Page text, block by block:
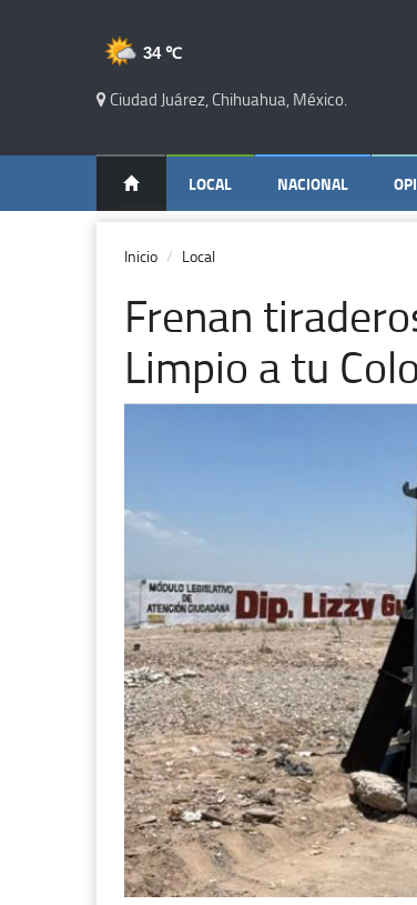
34 ℃
Ciudad Juárez, Chihuahua, México.
LOCAL NACIONAL
Inicio Local
Frenan
Limpio a tu